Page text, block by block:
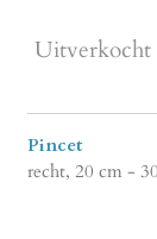
Uitverkocht
Pincet
recht, 20 cm -